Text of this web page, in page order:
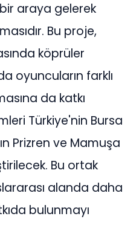
araya gelerek
Bu proje,
köprüler
oyuncuların farklı
da katkı
Türkiye'nin Bursa
Prizren ve Mamuşa
Bu ortak
alanda daha
bulunmayı